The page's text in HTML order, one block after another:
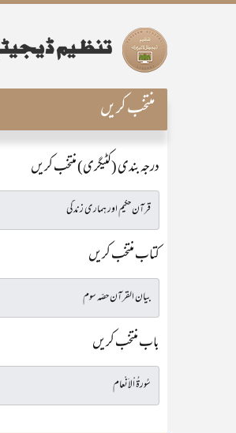
منتخب کریں
درجہ بندی (کٹیگری) منتخب کریں
کتاب منتخب کریں
باب منتخب کریں